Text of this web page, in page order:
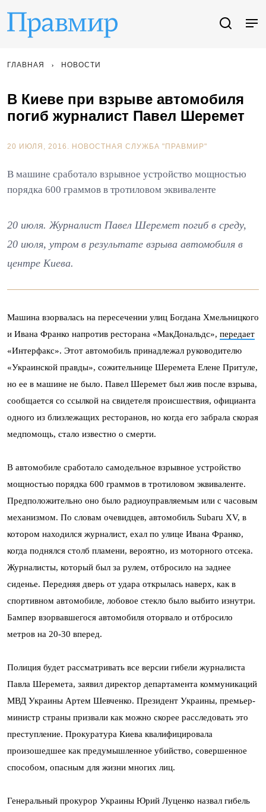
ГЛАВНАЯ НОВОСТИ
В Киеве при взрыве автомобиля
погиб журналист Павел Шеремет
20 ИЮЛЯ, 2016. НОВОСТНАЯ СЛУЖБА "ПРАВМИР"
В машине сработало взрывное устройство мощностью
порядка 600 граммов в тротиловом эквиваленте
20 июля. Журналист Павел Шеремет погиб в среду,
20 июля, утром в результате взрыва автомобиля в
центре Киева.
Машина взорвалась на пересечении улиц Богдана Хмельницкого
и Ивана Франко напротив ресторана «МакДональдс», передает
«Интерфакс». Этот автомобиль принадлежал руководителю
«Украинской правды», сожительнице Шеремета Елене Притуле,
но ее в машине не было. Павел Шеремет был жив после взрыва,
сообщается со ссылкой на свидетеля происшествия, официанта
одного из близлежащих ресторанов, но когда его забрала скорая
медпомощь, стало известно о смерти.
В автомобиле сработало самодельное взрывное устройство
мощностью порядка 600 граммов в тротиловом эквиваленте.
Предположительно оно было радиоуправляемым или с часовым
механизмом. По словам очевидцев, автомобиль Subaru XV, в
котором находился журналист, ехал по улице Ивана Франко,
когда поднялся столб пламени, вероятно, из моторного отсека.
Журналисты, который был за рулем, отбросило на заднее
сиденье. Передняя дверь от удара открылась наверх, как в
спортивном автомобиле, лобовое стекло было выбито изнутри.
Бампер взорвавшегося автомобиля оторвало и отбросило
метров на 20-30 вперед.
Полиция будет рассматривать все версии гибели журналиста
Павла Шеремета, заявил директор департамента коммуникаций
МВД Украины Артем Шевченко. Президент Украины, премьер-
министр страны призвали как можно скорее расследовать это
преступление. Прокуратура Киева квалифицировала
произошедшее как предумышленное убийство, совершенное
способом, опасным для жизни многих лиц.
Генеральный прокурор Украины Юрий Луценко назвал гибель